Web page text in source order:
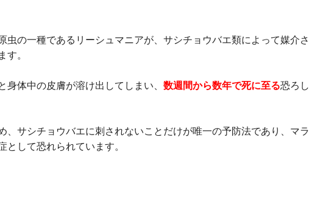
虫の一種であるリーシュマニアが、サシチョウバエ類によって媒介さ
す。
身体中の皮膚が溶け出してしまい、 数週間から数年で死に至る恐ろし
、サシチョウバエに刺されないことだけが唯一の予防法であり、 マラ
として恐れられています。